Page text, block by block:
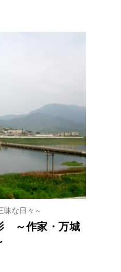
な日々～
～作家・万城